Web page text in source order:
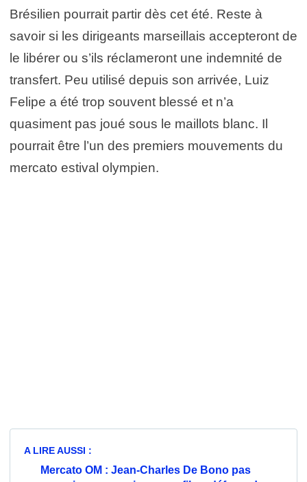
Brésilien pourrait partir dès cet été. Reste à
savoir si les dirigeants marseillais accepteront de
le libérer ou s’ils réclameront une indemnité de
transfert. Peu utilisé depuis son arrivée, Luiz
Felipe a été trop souvent blessé et n’a
quasiment pas joué sous le maillots blanc. Il
pourrait être l’un des premiers mouvements du
mercato estival olympien.
A LIRE AUSSI :
Mercato OM : Jean-Charles De Bono pas